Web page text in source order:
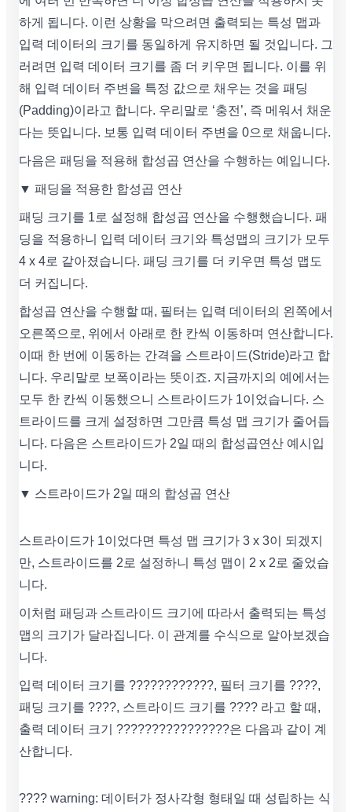
하게 됩니다. 이런 상황을 막으려면 출력되는 특성 맵과
입력 데이터의 크기를 동일하게 유지하면 될 것입니다. 그
러려면 입력 데이터 크기를 좀 더 키우면 됩니다. 이를 위
해 입력 데이터 주변을 특정 값으로 채우는 것을 패딩
(Padding)이라고 합니다. 우리말로 ‘충전’, 즉 메워서 채운
다는 뜻입니다. 보통 입력 데이터 주변을 0으로 채웁니다.
다음은 패딩을 적용해 합성곱 연산을 수행하는 예입니다.
▼ 패딩을 적용한 합성곱 연산
패딩 크기를 1로 설정해 합성곱 연산을 수행했습니다. 패
딩을 적용하니 입력 데이터 크기와 특성맵의 크기가 모두
4 x 4로 같아졌습니다. 패딩 크기를 더 키우면 특성 맵도
더 커집니다.
합성곱 연산을 수행할 때, 필터는 입력 데이터의 왼쪽에서
오른쪽으로, 위에서 아래로 한 칸씩 이동하며 연산합니다.
이때 한 번에 이동하는 간격을 스트라이드(Stride)라고 합
니다. 우리말로 보폭이라는 뜻이죠. 지금까지의 예에서는
모두 한 칸씩 이동했으니 스트라이드가 1이었습니다. 스
트라이드를 크게 설정하면 그만큼 특성 맵 크기가 줄어듭
니다. 다음은 스트라이드가 2일 때의 합성곱연산 예시입
니다.
▼ 스트라이드가 2일 때의 합성곱 연산
스트라이드가 1이었다면 특성 맵 크기가 3 x 3이 되겠지
만, 스트라이드를 2로 설정하니 특성 맵이 2 x 2로 줄었습
니다.
이처럼 패딩과 스트라이드 크기에 따라서 출력되는 특성
맵의 크기가 달라집니다. 이 관계를 수식으로 알아보겠습
니다.
입력 데이터 크기를 ????????????, 필터 크기를 ????,
패딩 크기를 ????, 스트라이드 크기를 ???? 라고 할 때,
출력 데이터 크기 ????????????????은 다음과 같이 계
산합니다.
???? warning: 데이터가 정사각형 형태일 때 성립하는 식